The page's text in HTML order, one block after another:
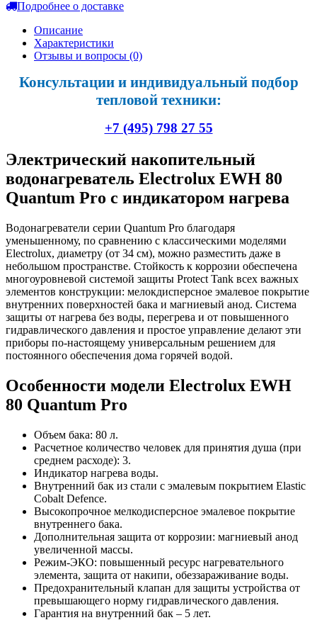
Подробнее о доставке
Описание
Характеристики
Отзывы и вопросы (0)
Консультации и индивидуальный подбор
тепловой техники:
+7 (495) 798 27 55
Электрический накопительный
водонагреватель Electrolux EWH 80
Quantum Pro с индикатором нагрева
Водонагреватели серии Quantum Pro благодаря
уменьшенному, по сравнению с классическими моделями
Electrolux, диаметру (от 34 см), можно разместить даже в
небольшом пространстве. Стойкость к коррозии обеспечена
многоуровневой системой защиты Protect Tank всех важных
элементов конструкции: мелокдисперсное эмалевое покрытие
внутренних поверхностей бака и магниевый анод. Система
защиты от нагрева без воды, перегрева и от повышенного
гидравлического давления и простое управление делают эти
приборы по-настоящему универсальным решением для
постоянного обеспечения дома горячей водой.
Особенности модели Electrolux EWH
80 Quantum Pro
Объем бака: 80 л.
Расчетное количество человек для принятия душа (при
среднем расходе): 3.
Индикатор нагрева воды.
Внутренний бак из стали с эмалевым покрытием Elastic
Cobalt Defence.
Высокопрочное мелкодисперсное эмалевое покрытие
внутреннего бака.
Дополнительная защита от коррозии: магниевый анод
увеличенной массы.
Режим-ЭКО: повышенный ресурс нагревательного
элемента, защита от накипи, обеззараживание воды.
Предохранительный клапан для защиты устройства от
превышающего норму гидравлического давления.
Гарантия на внутренний бак – 5 лет.